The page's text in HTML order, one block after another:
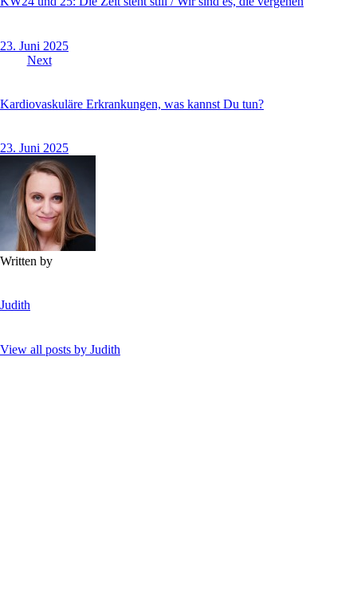
23. Juni 2025
Next
Kardiovaskuläre Erkrankungen, was kannst Du tun?
23. Juni 2025
Written by
Judith
View all posts by Judith